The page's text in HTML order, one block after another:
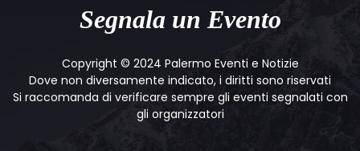
Segnala un Evento
Copyright © 2024 Palermo Eventi e Notizie
Dove non diversamente indicato, i diritti sono riservati
Si raccomanda di verificare sempre gli eventi segnalati con
gli organizzatori